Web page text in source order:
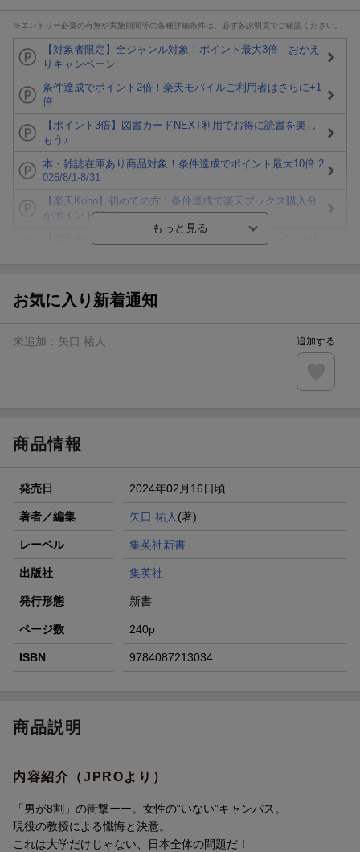
※エントリー必要の有無や実施期間等の各種詳細条件は、必ず各説明頁でご確認ください。
【対象者限定】全ジャンル対象！ポイント最大3倍 おかえ
りキャンペーン
条件達成でポイント2倍！楽天モバイルご利用者はさらに+1
倍
【ポイント3倍】図書カードNEXT利用でお得に読書を楽し
もう♪
本・雑誌在庫あり商品対象！条件達成でポイント最大10倍 2
026/8/1-8/31
【楽天Kobo】初めての方！条件達成で楽天ブックス購入分
がポイント20倍
ト山分け
エントリー＆3,000円以上購入で無料データSIM（3GB/月プ
楽天モバイル紹介キャンペーンの拡散で300円OFFクーポン
お気に入り新着通知
未追加： 矢口 祐人 追加する
商品情報
発売日 2024年02月16日頃
著者／編集 矢口 祐人 (著)
レーベル 集英社新書
出版社 集英社
発行形態 新書
ページ数 240p
ISBN 9784087213034
商品説明
内容紹介（JPROより）
「男が8割」の衝撃ーー。女性の“いない”キャンパス。
現役の教授による懺悔と決意。
これは大学だけじゃない、日本全体の問題だ！